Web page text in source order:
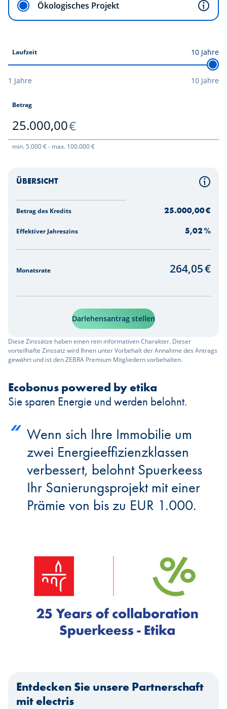
Ökologisches Projekt
Laufzeit 10 Jahre
1 Jahre 10 Jahre
Betrag
25.000,00€
min. 5.000 € - max. 100.000 €
Diese Zinssätze haben einen rein informativen Charakter. Dieser
vorteilhafte Zinssatz wird Ihnen unter Vorbehalt der Annahme des Antrags
gewährt und ist den ZEBRA Premium Mitgliedern vorbehalten.
ÜBERSICHT
Zusammenfassende Tabelle Ihrer Ecoprêt-Simulation
Betrag des Kredits 25.000,00€
Effektiver Jahreszins 5,02%
Monatsrate 264,05€
Darlehensantrag stellen
Ecobonus powered by etika
Sie sparen Energie und werden belohnt.
Wenn sich Ihre Immobilie um
zwei Energieeffizienzklassen
verbessert, belohnt Spuerkeess
Ihr Sanierungsprojekt mit einer
Prämie von bis zu EUR 1.000.
Entdecken Sie unsere Partnerschaft
mit electris